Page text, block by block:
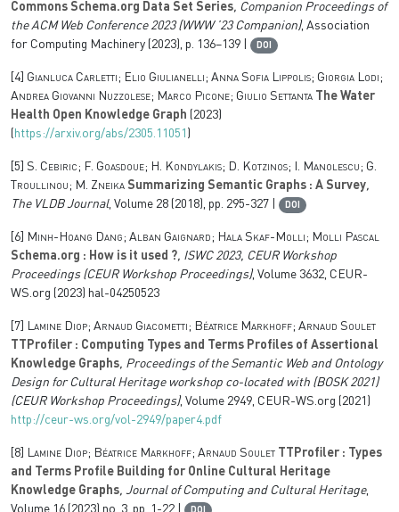
Commons Schema.org Data Set Series, Companion Proceedings of
the ACM Web Conference 2023(WWW ’23 Companion), Association
for Computing Machinery (2023), p. 136–139 |
DOI
[4] Gianluca Carletti; Elio Giulianelli; Anna Sofia Lippolis; Giorgia Lodi;
Andrea Giovanni Nuzzolese; Marco Picone; Giulio Settanta The Water
Health Open Knowledge Graph (2023)
( https://arxiv.org/abs/2305.11051 )
[5] S. Cebiric; F. Goasdoue; H. Kondylakis; D. Kotzinos; I. Manolescu; G.
Troullinou; M. Zneika Summarizing Semantic Graphs : A Survey,
The VLDB Journal, Volume 28 (2018), pp. 295-327 | DOI
[6]
Minh-Hoang Dang; Alban Gaignard; Hala Skaf-Molli; Molli Pascal
Schema.org : How is it used ?, ISWC 2023, CEUR Workshop
Proceedings(CEUR Workshop Proceedings), Volume 3632, CEUR-
WS.org (2023) hal-04250523
[7]
Lamine Diop; Arnaud Giacometti; Béatrice Markhoff; Arnaud Soulet
TTProfiler : Computing Types and Terms Profiles of Assertional
Knowledge Graphs, Proceedings of the Semantic Web and Ontology
Design for Cultural Heritage workshop co-located with (BOSK 2021)
(CEUR Workshop Proceedings), Volume 2949, CEUR-WS.org (2021)
http://ceur-ws.org/vol-2949/paper4.pdf
[8] Lamine Diop; Béatrice Markhoff; Arnaud Soulet TTProfiler : Types
and Terms Profile Building for Online Cultural Heritage
Knowledge Graphs, Journal of Computing and Cultural Heritage,
Volume 16 (2023) no. 3, pp. 1-22 | DOI